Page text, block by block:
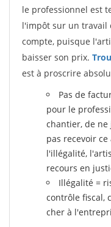
le professionnel est
l'impôt sur un travail
compte, puisque
baisser son prix.
est à proscrire
Pas de
pour le
chantier, de ne
pas recevoir
l'illégalité,
recours en
Illégalité =
contrôle fiscal,
cher à